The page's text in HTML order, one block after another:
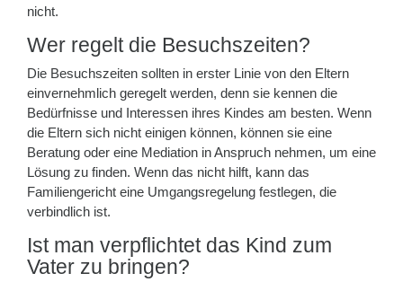
nicht.
Wer regelt die Besuchszeiten?
Die Besuchszeiten sollten in erster Linie von den Eltern
einvernehmlich geregelt werden, denn sie kennen die
Bedürfnisse und Interessen ihres Kindes am besten. Wenn
die Eltern sich nicht einigen können, können sie eine
Beratung oder eine Mediation in Anspruch nehmen, um eine
Lösung zu finden. Wenn das nicht hilft, kann das
Familiengericht eine Umgangsregelung festlegen, die
verbindlich ist.
Ist man verpflichtet das Kind zum
Vater zu bringen?